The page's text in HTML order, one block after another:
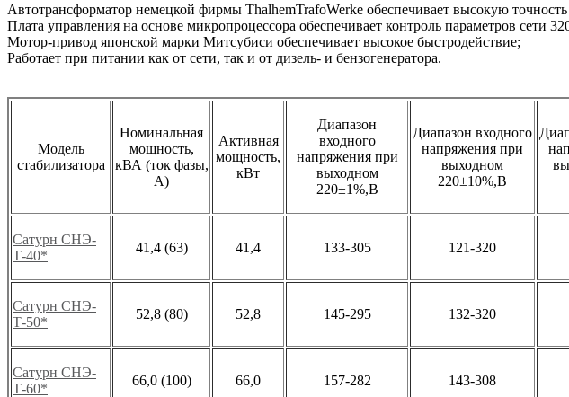
Автотрансформатор немецкой фирмы ThalhemTrafoWerke обеспечивает высокую
Плата управления на основе микропроцессора обеспечивает контроль параметров сети
Мотор-привод японской марки Митсубиси обеспечивает высокое быстродействие;
Работает при питании как от сети, так и от дизель- и бензогенератора.
Модель
стабилизатора
Номинальная
мощность,
кВА (ток фазы,
А)
Активная
мощность,
кВт
Диапазон
входного
напряжения при
выходном
220±1%,В
Диапазон входного
напряжения при
выходном
220±10%,В
Сатурн СНЭ-
Т-40*
41,4 (63) 41,4 133-305 121-320
Сатурн СНЭ-
Т-50*
52,8 (80) 52,8 145-295 132-320
Сатурн СНЭ-
Т-60*
66,0 (100) 66,0 157-282 143-308